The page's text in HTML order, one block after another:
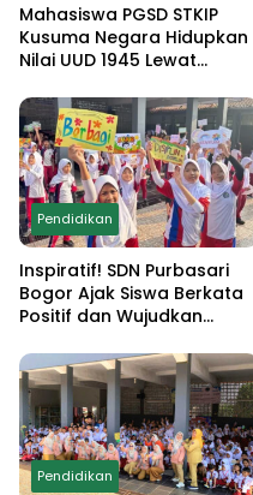
Mahasiswa PGSD STKIP
Kusuma Negara Hidupkan
Nilai UUD 1945 Lewat
Monumen Pancasila Sakti
Pendidikan
Inspiratif! SDN Purbasari
Bogor Ajak Siswa Berkata
Positif dan Wujudkan
Pendidikan